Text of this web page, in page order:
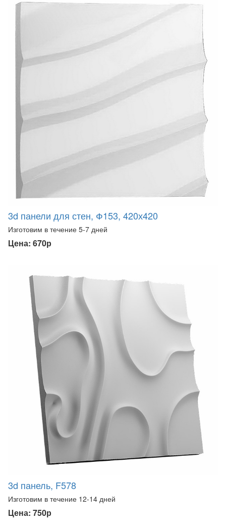
3d панели для стен, Ф153, 420х420
Изготовим в течение 5-7 дней
Цена: 670р
3d панель, F578
Изготовим в течение 12-14 дней
Цена: 750р